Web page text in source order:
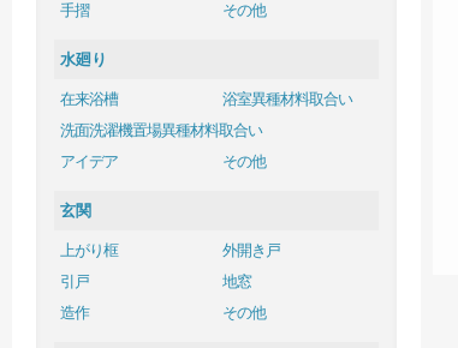
手摺
その他
水廻り
在来浴槽
浴室異種材料取合い
洗面洗濯機置場異種材料取合い
アイデア
その他
玄関
上がり框
外開き戸
引戸
地窓
造作
その他